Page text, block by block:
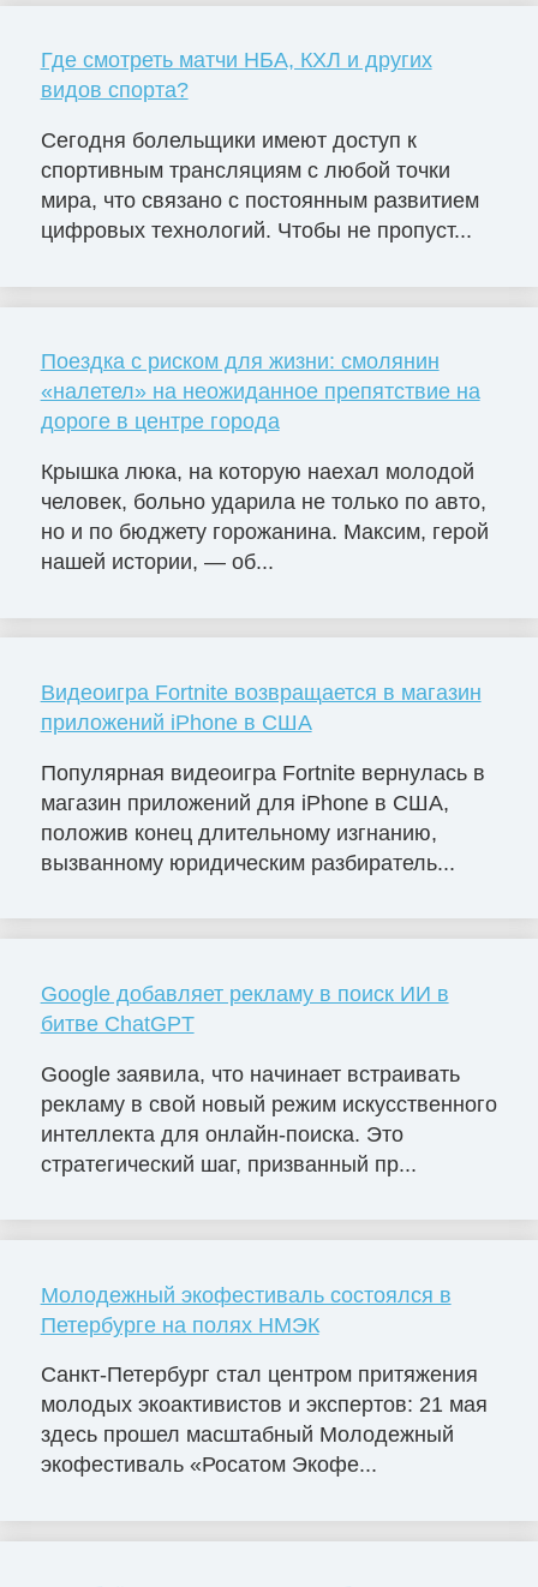
Где смотреть матчи НБА, КХЛ и других
видов спорта?
Сегодня болельщики имеют доступ к
спортивным трансляциям с любой точки
мира, что связано с постоянным развитием
цифровых технологий. Чтобы не пропуст...
Поездка с риском для жизни: смолянин
«налетел» на неожиданное препятствие на
дороге в центре города
Крышка люка, на которую наехал молодой
человек, больно ударила не только по авто,
но и по бюджету горожанина. Максим, герой
нашей истории, — об...
Видеоигра Fortnite возвращается в магазин
приложений iPhone в США
Популярная видеоигра Fortnite вернулась в
магазин приложений для iPhone в США,
положив конец длительному изгнанию,
вызванному юридическим разбиратель...
Google добавляет рекламу в поиск ИИ в
битве ChatGPT
Google заявила, что начинает встраивать
рекламу в свой новый режим искусственного
интеллекта для онлайн-поиска. Это
стратегический шаг, призванный пр...
Молодежный экофестиваль состоялся в
Петербурге на полях НМЭК
Санкт-Петербург стал центром притяжения
молодых экоактивистов и экспертов: 21 мая
здесь прошел масштабный Молодежный
экофестиваль «Росатом Экофе...